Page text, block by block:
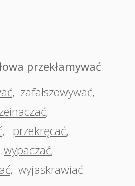
przekłamywać
, zafałszowywać,
,
, przekręcać,
wypaczać,
, wyjaskrawiać